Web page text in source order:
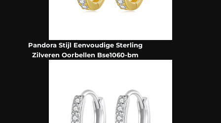
Pandora Stijl Eenvoudige Sterling
Zilveren Oorbellen Bse1060-bm